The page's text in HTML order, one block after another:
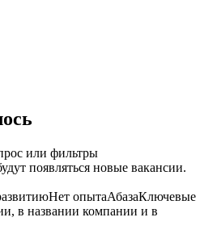
или фильтры
появляться новые вакансии.
Нет опытаАбазаКлючевые
в названии компании и в